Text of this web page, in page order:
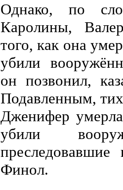
Однако, по
Каролины,
того, как она
убили
он позвонил,
Подавленным,
Дженифер
убили
Финол.